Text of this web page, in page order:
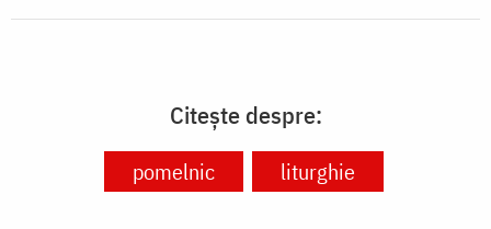
Citește despre:
pomelnic liturghie